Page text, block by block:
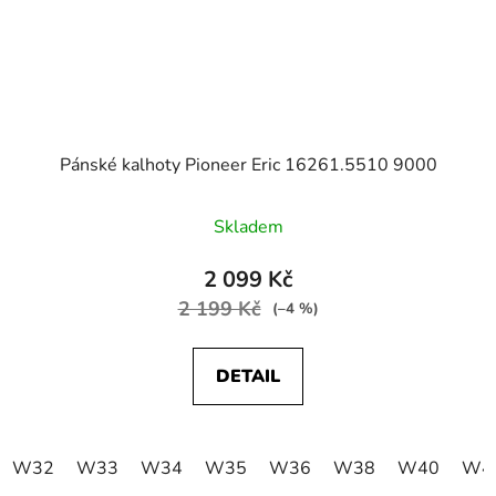
Pánské kalhoty Pioneer Eric 16261.5510 9000
Skladem
2 099 Kč
2 199 Kč (–4 %)
DETAIL
W32 W33 W34 W35 W36 W38 W40